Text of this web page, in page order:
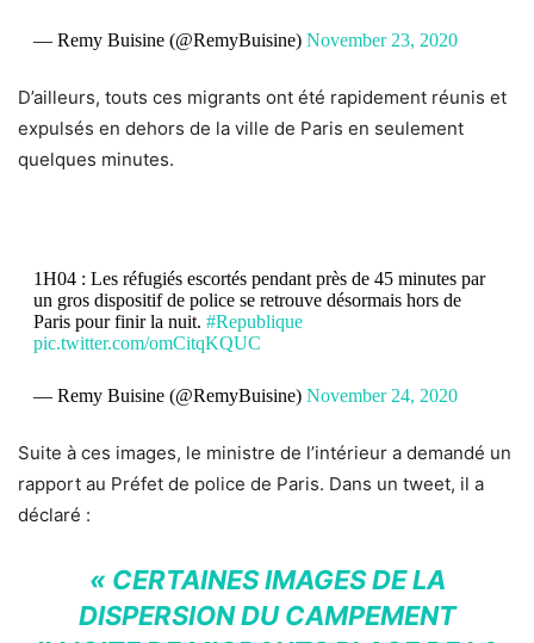
— Remy Buisine (@RemyBuisine) November 23, 2020
D’ailleurs, touts ces migrants ont été rapidement réunis et
expulsés en dehors de la ville de Paris en seulement
quelques minutes.
1H04 : Les réfugiés escortés pendant près de 45 minutes par
un gros dispositif de police se retrouve désormais hors de
Paris pour finir la nuit. #Republique
pic.twitter.com/omCitqKQUC
— Remy Buisine (@RemyBuisine) November 24, 2020
Suite à ces images, le ministre de l’intérieur a demandé un
rapport au Préfet de police de Paris. Dans un tweet, il a
déclaré :
« CERTAINES IMAGES DE LA
DISPERSION DU CAMPEMENT